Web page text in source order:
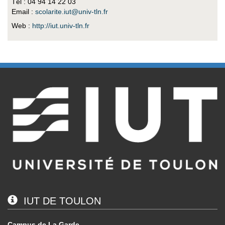
Email : scolarite.iut@univ-tln.fr
Web : http://iut.univ-tln.fr
IUT DE TOULON